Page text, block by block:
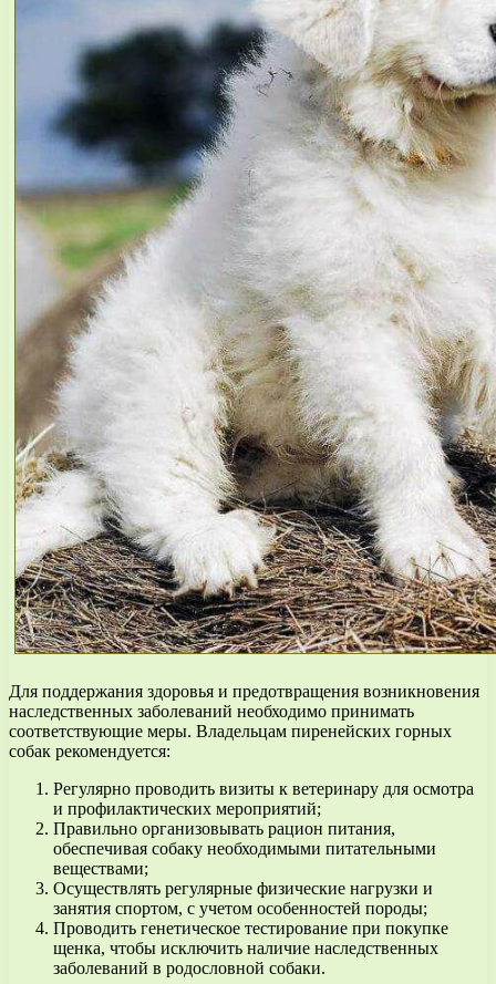
Для поддержания здоровья и предотвращения возникновения
наследственных заболеваний необходимо принимать
соответствующие меры. Владельцам пиренейских горных
собак рекомендуется:
Регулярно проводить визиты к ветеринару для осмотра
и профилактических мероприятий;
Правильно организовывать рацион питания,
обеспечивая собаку необходимыми питательными
веществами;
Осуществлять регулярные физические нагрузки и
занятия спортом, с учетом особенностей породы;
Проводить генетическое тестирование при покупке
щенка, чтобы исключить наличие наследственных
заболеваний в родословной собаки.